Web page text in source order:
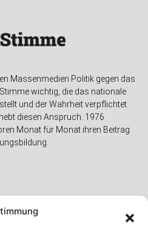
Massenmedien Politik gegen das
wichtig, die das nationale
und der Wahrheit verpflichtet
diesen Anspruch. 1976
Monat für Monat ihren Beitrag